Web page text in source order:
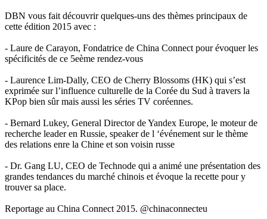
DBN vous fait découvrir quelques-uns des thèmes principaux de
cette édition 2015 avec :
- Laure de Carayon, Fondatrice de China Connect pour évoquer les
spécificités de ce 5eème rendez-vous
- Laurence Lim-Dally, CEO de Cherry Blossoms (HK) qui s’est
exprimée sur l’influence culturelle de la Corée du Sud à travers la
KPop bien sûr mais aussi les séries TV coréennes.
- Bernard Lukey, General Director de Yandex Europe, le moteur de
recherche leader en Russie, speaker de l ‘événement sur le thème
des relations enre la Chine et son voisin russe
- Dr. Gang LU, CEO de Technode qui a animé une présentation des
grandes tendances du marché chinois et évoque la recette pour y
trouver sa place.
Reportage au China Connect 2015. @chinaconnecteu